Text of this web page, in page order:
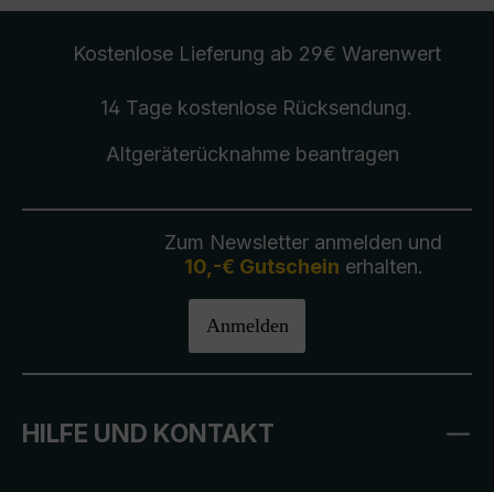
Kostenlose Lieferung ab 29€ Warenwert
14 Tage kostenlose Rücksendung.
Altgeräterücknahmebeantragen
Zum Newsletter anmelden und
10,-€ Gutschein erhalten.
Anmelden
HILFE UND KONTAKT